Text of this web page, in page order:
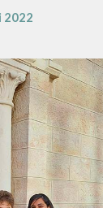
2022